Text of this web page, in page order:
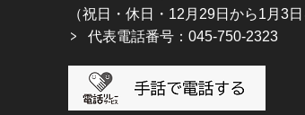
（祝日・休日・12月29日から1月3日
代表電話番号：045-750-2323